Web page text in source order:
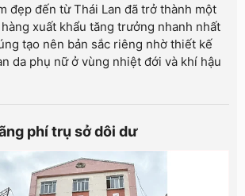
đẹp đến từ Thái Lan đã trở thành một
xuất khẩu tăng trưởng nhanh nhất
tạo nên bản sắc riêng nhờ thiết kế
da phụ nữ ở vùng nhiệt đới và khí hậu
phí trụ sở dôi dư